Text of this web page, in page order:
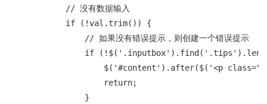
// 没有数据输入
if (!val.trim()) {
// 如果没有错误提示，则创建一个错误提示
if
$('#content').after($('<p class="tips">不
return;
}